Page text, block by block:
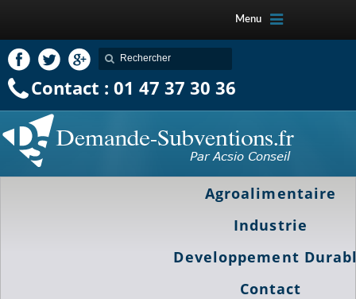
Menu
Contact : 01 47 37 30 36
Agroalimentaire
Industrie
Developpement
Contact